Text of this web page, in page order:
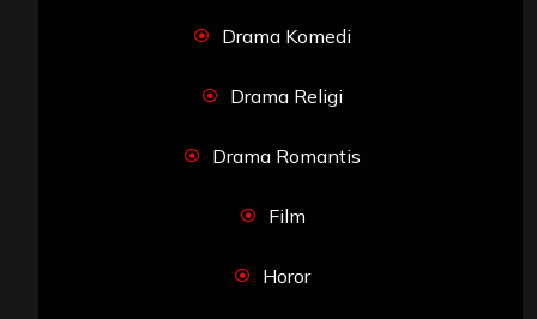
Drama Komedi
Drama Religi
Drama Romantis
Film
Horor